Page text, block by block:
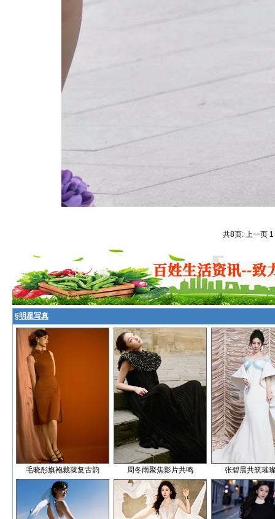
共8页: 上一页 1
§明星写真
毛晓彤旗袍裁就复古韵 周冬雨聚焦影片共鸣 张碧晨共筑璀